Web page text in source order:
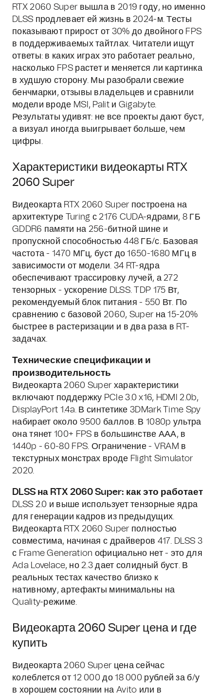
RTX 2060 Super вышла в 2019 году, но именно
DLSS продлевает ей жизнь в 2024-м. Тесты
показывают прирост от 30% до двойного FPS
в поддерживаемых тайтлах. Читатели ищут
ответы: в каких играх это работает реально,
насколько FPS растет и меняется ли картинка
в худшую сторону. Мы разобрали свежие
бенчмарки, отзывы владельцев и сравнили
модели вроде MSI, Palit и Gigabyte.
Результаты удивят: не все проекты дают буст,
а визуал иногда выигрывает больше, чем
цифры.
Характеристики видеокарты RTX
2060 Super
Видеокарта RTX 2060 Super построена на
архитектуре Turing с 2176 CUDA-ядрами, 8 ГБ
GDDR6 памяти на 256-битной шине и
пропускной способностью 448 ГБ/с. Базовая
частота - 1470 МГц, буст до 1650-1680 МГц в
зависимости от модели. 34 RT-ядра
обеспечивают трассировку лучей, а 272
тензорных - ускорение DLSS. TDP 175 Вт,
рекомендуемый блок питания - 550 Вт. По
сравнению с базовой 2060, Super на 15-20%
быстрее в растеризации и в два раза в RT-
задачах.
Технические спецификации и
производительность
Видеокарта 2060 Super характеристики
включают поддержку PCIe 3.0 x16, HDMI 2.0b,
DisplayPort 1.4a. В синтетике 3DMark Time Spy
набирает около 9500 баллов. В 1080p ультра
она тянет 100+ FPS в большинстве ААА, в
1440p - 60-80 FPS. Ограничение - VRAM в
текстурных монстрах вроде Flight Simulator
2020.
DLSS на RTX 2060 Super: как это работает
DLSS 2.0 и выше использует тензорные ядра
для генерации кадров из предыдущих.
Видеокарта RTX 2060 Super полностью
совместима, начиная с драйверов 417. DLSS 3
с Frame Generation официально нет - это для
Ada Lovelace, но 2.3 дает солидный буст. В
реальных тестах качество близко к
нативному, артефакты минимальны на
Quality-режиме.
Видеокарта 2060 Super цена и где
купить
Видеокарта 2060 Super цена сейчас
колеблется от 12 000 до 18 000 рублей за б/у
в хорошем состоянии на Avito или в